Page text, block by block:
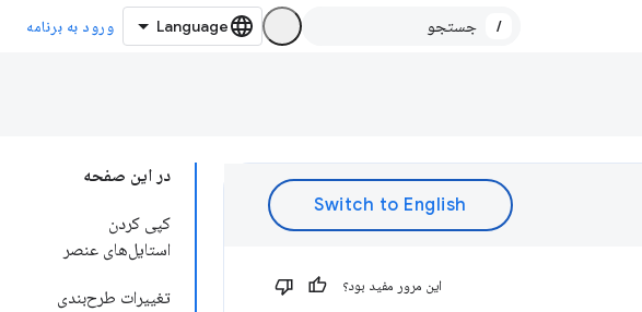
/ ورود به برنامه
در این صفحه
کپی کردن
استایل‌های عنصر
تغییرات طرح‌بندی
این مرور مفید بود؟